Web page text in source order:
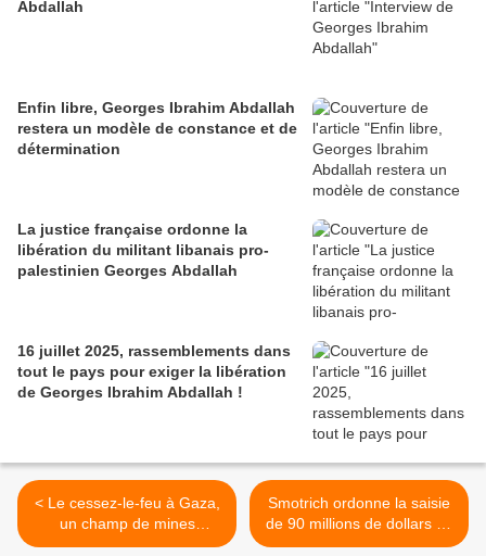
Abdallah
Enfin libre, Georges Ibrahim Abdallah
restera un modèle de constance et de
détermination
La justice française ordonne la
libération du militant libanais pro-
palestinien Georges Abdallah
16 juillet 2025, rassemblements dans
tout le pays pour exiger la libération
de Georges Ibrahim Abdallah !
< Le cessez-le-feu à Gaza,
un champ de mines
politique
Smotrich ordonne la saisie
de 90 millions de dollars de
fonds palestiniens au profit